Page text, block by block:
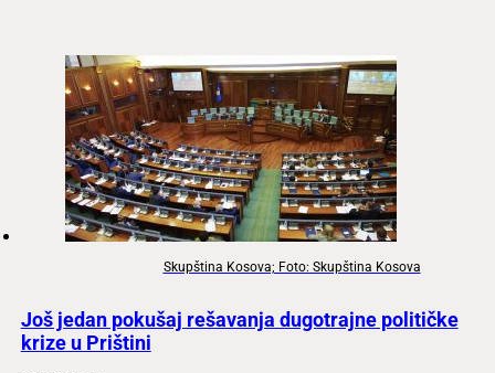
Skupština Kosova; Foto: Skupština Kosova
Još jedan pokušaj rešavanja dugotrajne političke
krize u Prištini